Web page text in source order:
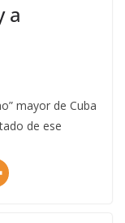
a
mayor de Cuba
de ese